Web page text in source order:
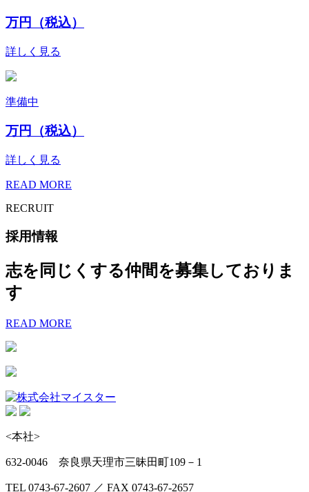
万円（税込）
詳しく見る
準備中
万円（税込）
詳しく見る
READ MORE
RECRUIT
採用情報
志を同じくする仲間を募集しておりま
す
READ MORE
<本社>
632-0046 奈良県天理市三昧田町109－1
TEL 0743-67-2607 ／ FAX 0743-67-2657